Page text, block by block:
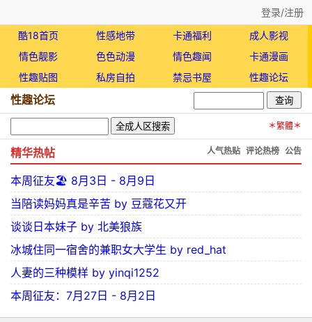
登录/注册
酷18首页
性感地带 卡通福利
成人影视
情色靓影
色色动漫 情色趣闻
卡通漫画
性趣贴图
私房自拍 禁忌书屋 性趣论坛
性趣论坛
＊繁體＊
精华热帖 人气热贴 评论热榜 公告
本周征友🏖️ 8月3日 - 8月9日
当陪读妈妈真是辛苦 by 豆蔻花又开
谈谈日本妹子 by 北美狼族
冰城住同一宿舍的兼职女大学生 by red_hat
人妻的三种模样 by yinqi1252
本周征友：7月27日 - 8月2日